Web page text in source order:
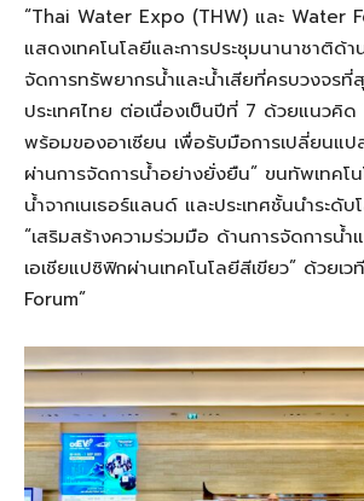
“Thai Water Expo (THW) และ Water
แสดงเทคโนโลยีและการประชุมนานาชาติด้า
จัดการทรัพยากรน้ำและน้ำเสียที่ครบวงจรที่
ประเทศไทย ต่อเนื่องเป็นปีที่ 7 ด้วยแนวคิด
พร้อมของอาเซียน เพื่อรับมือการเปลี่ยนแ
ผ่านการจัดการน้ำอย่างยั่งยืน” ขนทัพเทคโ
น้ำจากเนเธอร์แลนด์ และประเทศชั้นนำระดั
“เสริมสร้างความร่วมมือ ด้านการจัดการน้ำ
เอเชียแปซิฟิกผ่านเทคโนโลยีสีเขียว” ด้วยเว
Forum”